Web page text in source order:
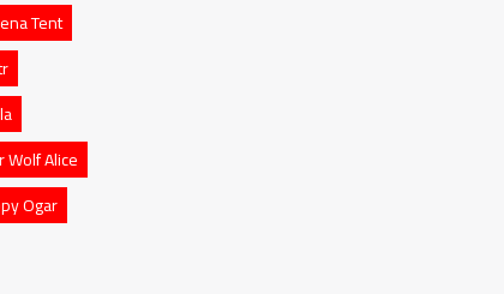
Tent
Wolf Alice
Ogar